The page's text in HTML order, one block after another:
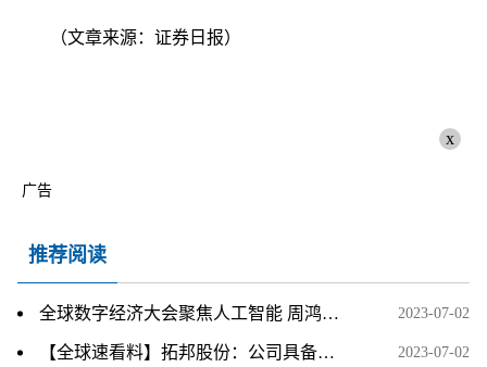
（文章来源：证券日报）
x
广告
推荐阅读
全球数字经济大会聚焦人工智能 周鸿祎称企业级大模型要满足“五化”特征 2023-07-02
【全球速看料】拓邦股份：公司具备智能控制器、空心杯电机技术及产品储备 2023-07-02